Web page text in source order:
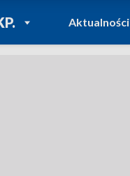
DO
REGIONY
Aktualności